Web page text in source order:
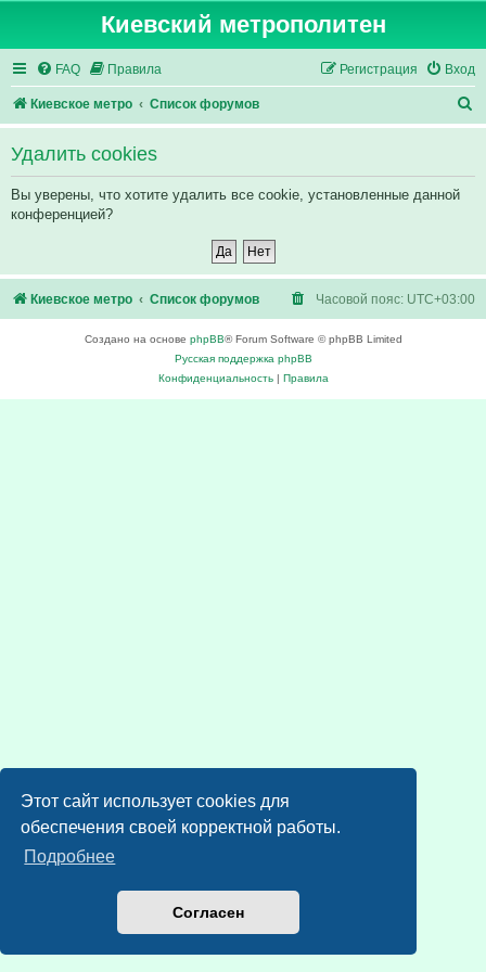
Этот сайт использует cookies для
обеспечения своей корректной работы.
Подробнее
Согласен
Киевский метрополитен
FAQ Правила Вход
Регистрация
Киевское метро Список форумов
о
Удалить cookies
Вы уверены, что хотите удалить все cookie, установленные данной
конференцией?
Киевское метро Список форумов Часовой пояс: UTC+03:00
Создано на основе phpBB® Forum Software © phpBB Limited
Русская поддержка phpBB
Конфиденциальность| Правила